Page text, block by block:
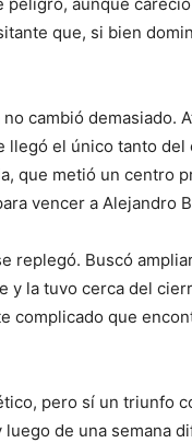
que, si bien
cambió
el único tanto
que metió un centro
vencer a Alejandro
replegó. Buscó
y la tuvo cerca del
complicado que
pero sí un triunfo
de una semana